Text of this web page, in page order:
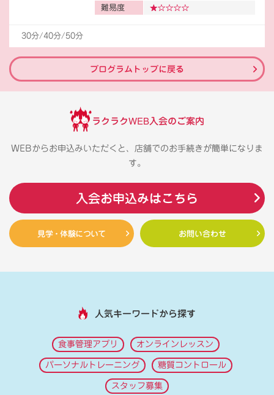
難易度
30分/40分/50分
プログラムトップに戻る
ラクラクWEB入会のご案内
WEBからお申込みいただくと、店舗でのお手続きが簡単になりま
す。
入会お申込みはこちら
見学・体験について お問い合わせ
人気キーワードから探す
食事管理アプリ オンラインレッスン
パーソナルトレーニング 糖質コントロール
スタッフ募集